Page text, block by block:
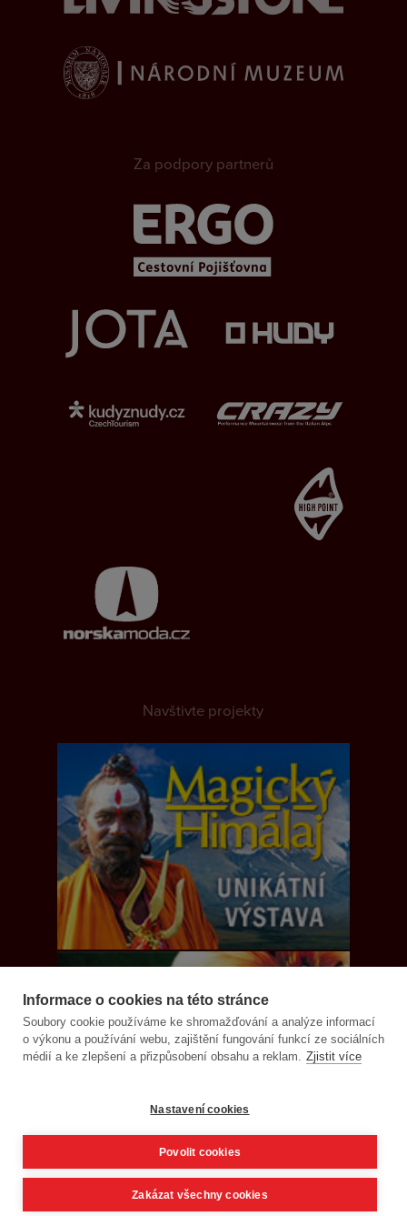
Informace o cookies na této stránce
Soubory cookie používáme ke shromažďování a analýze informací
o výkonu a používání webu, zajištění fungování funkcí ze sociálních
médií a ke zlepšení a přizpůsobení obsahu a reklam. Zjistit více
Nastavení cookies
Povolit cookies
Zakázat všechny cookies
Za podpory partnerů
Navštivte projekty